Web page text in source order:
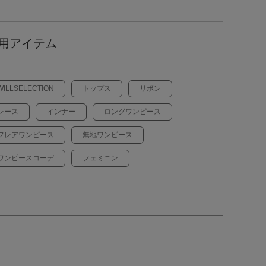
トップス リボン
ース インナー ロングワンピース
レアワンピース 無地ワンピース
ンピースコーデ フェミニン
アイテム